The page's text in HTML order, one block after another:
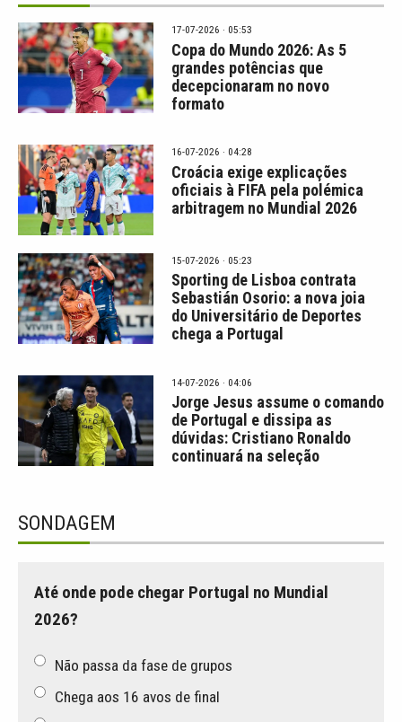
17-07-2026 · 05:53
Copa do Mundo 2026: As 5
grandes potências que
decepcionaram no novo
formato
16-07-2026 · 04:28
Croácia exige explicações
oficiais à FIFA pela polémica
arbitragem no Mundial 2026
15-07-2026 · 05:23
Sporting de Lisboa contrata
Sebastián Osorio: a nova joia
do Universitário de Deportes
chega a Portugal
14-07-2026 · 04:06
Jorge Jesus assume o comando
de Portugal e dissipa as
dúvidas: Cristiano Ronaldo
continuará na seleção
SONDAGEM
Até onde pode chegar Portugal no Mundial
2026?
Não passa da fase de grupos
Chega aos 16 avos de final